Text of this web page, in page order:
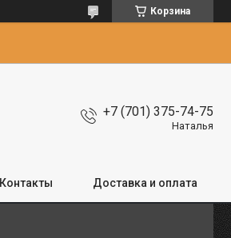
Корзина
+7 (701) 375-74-75
Наталья
Контакты Доставка и оплата